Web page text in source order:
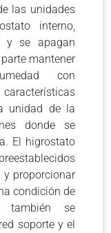
las unidades
interno,
y se apagan
mantener
con
unidad de la
donde se
El higrostato
y proporcionar
condición de
también se
soporte y el